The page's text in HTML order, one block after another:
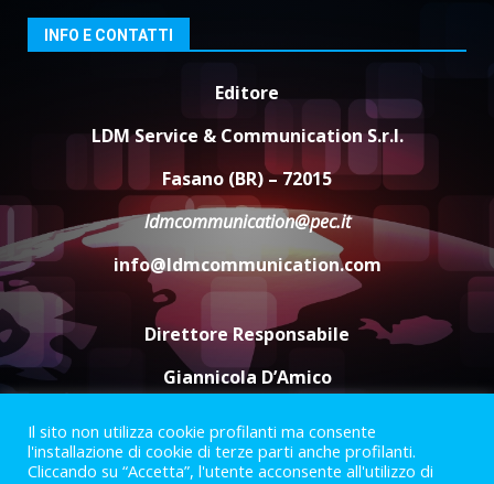
3
6 Agosto 2026 18:13
Carta d’identità: continua il piano
di aperture straordinarie del
Comune di Fasano
6 Agosto 2026 14:16
Grazia Neglia, coordinatrice
cittadina di Fratelli d’Italia,
pronta a tornare in Consiglio
comunale
6 Agosto 2026 08:00
INFO E CONTATTI
Editore
LDM Service & Communication S.r.l.
Fasano (BR) – 72015
ldmcommunication@pec.it
info@ldmcommunication.com
Direttore Responsabile
Giannicola D’Amico
Termini e Condizioni
Privacy Policy
Informazioni Legali
Il sito non utilizza cookie profilanti ma consente
l'installazione di cookie di terze parti anche profilanti.
Cliccando su “Accetta”, l'utente acconsente all'utilizzo di